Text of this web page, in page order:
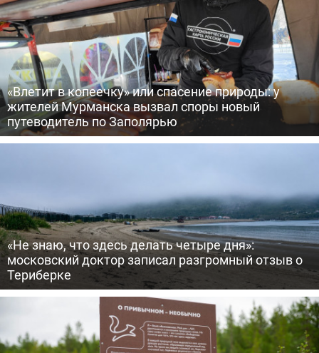
«Влетит в копеечку» или спасение природы: у
жителей Мурманска вызвал споры новый
путеводитель по Заполярью
«Не знаю, что здесь делать четыре дня»:
московский доктор записал разгромный отзыв о
Териберке